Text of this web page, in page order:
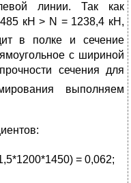
линии. Так как
кН > N = 1238,4 кН,
в полке и сечение
с шириной
сечения для
выполняем
= 0,062;